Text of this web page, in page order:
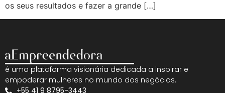
os seus resultados e fazer a grande […]
é uma plataforma visionária dedicada a inspirar e
empoderar mulheres no mundo dos negócios.
+55 41 9 8795-3443